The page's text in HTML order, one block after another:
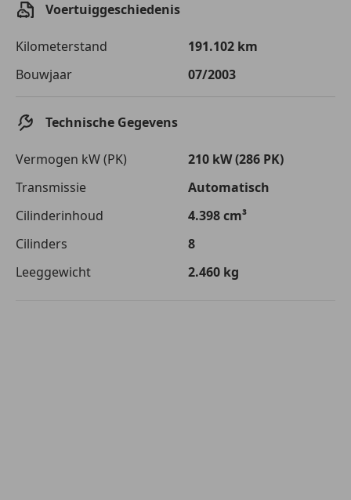
Voertuiggeschiedenis
Kilometerstand
191.102 km
Bouwjaar
07/2003
Technische Gegevens
Vermogen kW (PK)
210 kW (286 PK)
Transmissie
Automatisch
Cilinderinhoud
4.398 cm³
Cilinders
8
Leeggewicht
2.460 kg